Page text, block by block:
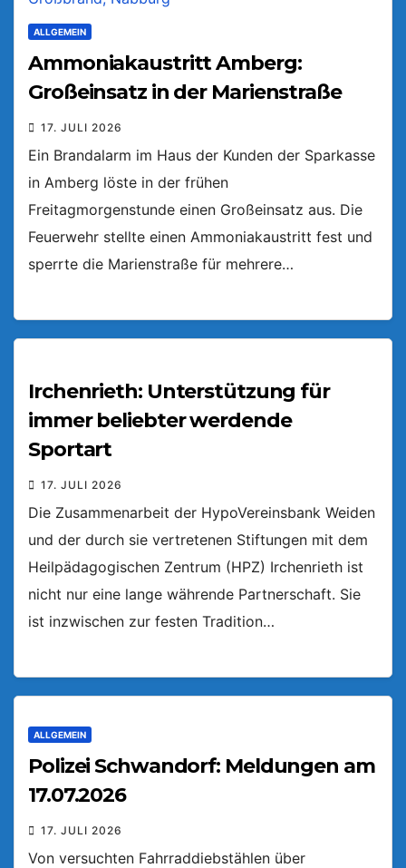
ALLGEMEIN
Ammoniakaustritt Amberg:
Großeinsatz in der Marienstraße
17. JULI 2026
Ein Brandalarm im Haus der Kunden der Sparkasse
in Amberg löste in der frühen
Freitagmorgenstunde einen Großeinsatz aus. Die
Feuerwehr stellte einen Ammoniakaustritt fest und
sperrte die Marienstraße für mehrere…
Irchenrieth: Unterstützung für
immer beliebter werdende
Sportart
17. JULI 2026
Die Zusammenarbeit der HypoVereinsbank Weiden
und der durch sie vertretenen Stiftungen mit dem
Heilpädagogischen Zentrum (HPZ) Irchenrieth ist
nicht nur eine lange währende Partnerschaft. Sie
ist inzwischen zur festen Tradition…
ALLGEMEIN
Polizei Schwandorf: Meldungen am
17.07.2026
17. JULI 2026
Von versuchten Fahrraddiebstählen über